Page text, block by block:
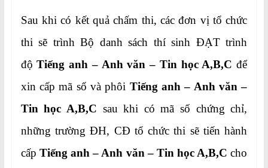
Sau khi có kết quả chấm thi, các đơn vị tổ chức
thi sẽ trình Bộ danh sách thí sinh ĐẠT trình
độ Tiếng anh – Anh văn – Tin học A,B,Cđể
xin cấp mã số và phôi Tiếng anh – Anh văn –
Tin học A,B,C sau khi có mã số chứng chỉ,
những trường ĐH, CĐ tổ chức thi sẽ tiến hành
cấp Tiếng anh –Anh văn – Tin học A,B,C cho